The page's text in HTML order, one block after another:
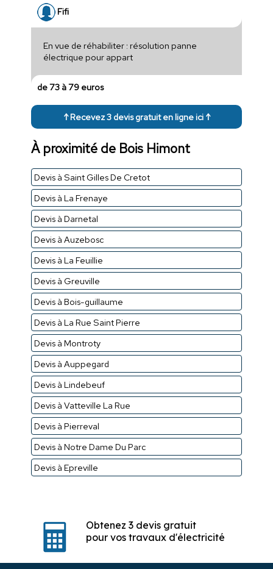
Fifi
En vue de réhabiliter : résolution panne
électrique pour appart
de 73 à 79 euros
↑ Recevez 3 devis gratuit en ligne ici ↑
À proximité de Bois Himont
Devis à Saint Gilles De Cretot
Devis à La Frenaye
Devis à Darnetal
Devis à Auzebosc
Devis à La Feuillie
Devis à Greuville
Devis à Bois-guillaume
Devis à La Rue Saint Pierre
Devis à Montroty
Devis à Auppegard
Devis à Lindebeuf
Devis à Vatteville La Rue
Devis à Pierreval
Devis à Notre Dame Du Parc
Devis à Epreville
Obtenez 3 devis gratuit
pour vos travaux d'électricité